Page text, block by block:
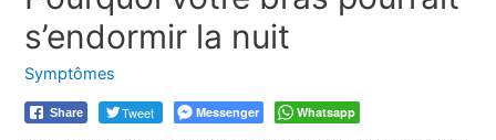
s’endormir la nuit
Symptômes
Share Tweet Messenger Whatsapp